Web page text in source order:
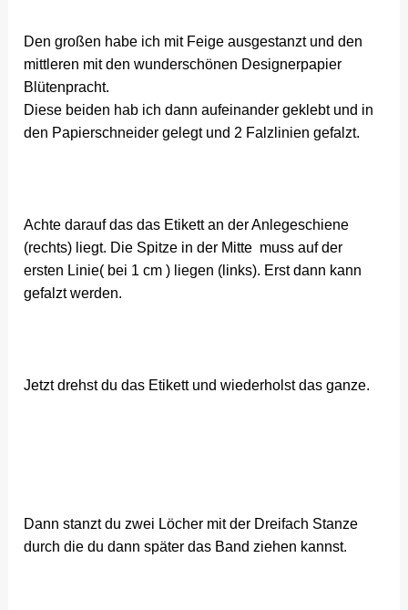
Den großen habe ich mit Feige ausgestanzt und den
mittleren mit den wunderschönen Designerpapier
Blütenpracht.
Diese beiden hab ich dann aufeinander geklebt und in
den Papierschneider gelegt und 2 Falzlinien gefalzt.
Achte darauf das das Etikett an der Anlegeschiene
(rechts) liegt. Die Spitze in der Mitte muss auf der
ersten Linie( bei 1 cm ) liegen (links). Erst dann kann
gefalzt werden.
Jetzt drehst du das Etikett und wiederholst das ganze.
Dann stanzt du zwei Löcher mit der Dreifach Stanze
durch die du dann später das Band ziehen kannst.